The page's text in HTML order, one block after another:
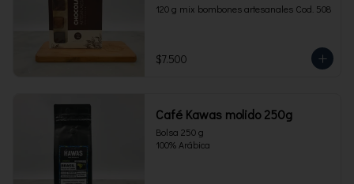
120 g mix bombones artesanales Cod. 508
$7.500
Café Kawas molido 250g
Bolsa 250 g
100% Arábica